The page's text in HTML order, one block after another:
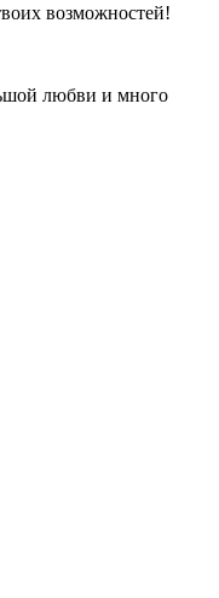
возможностей!
любви и много